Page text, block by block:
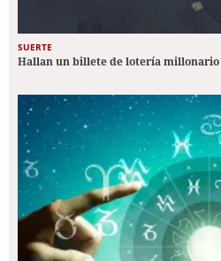
SUERTE
Hallan un billete de lotería